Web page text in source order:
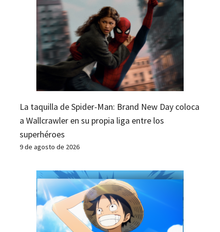
La taquilla de Spider-Man: Brand New Day coloca
a Wallcrawler en su propia liga entre los
superhéroes
9 de agosto de 2026